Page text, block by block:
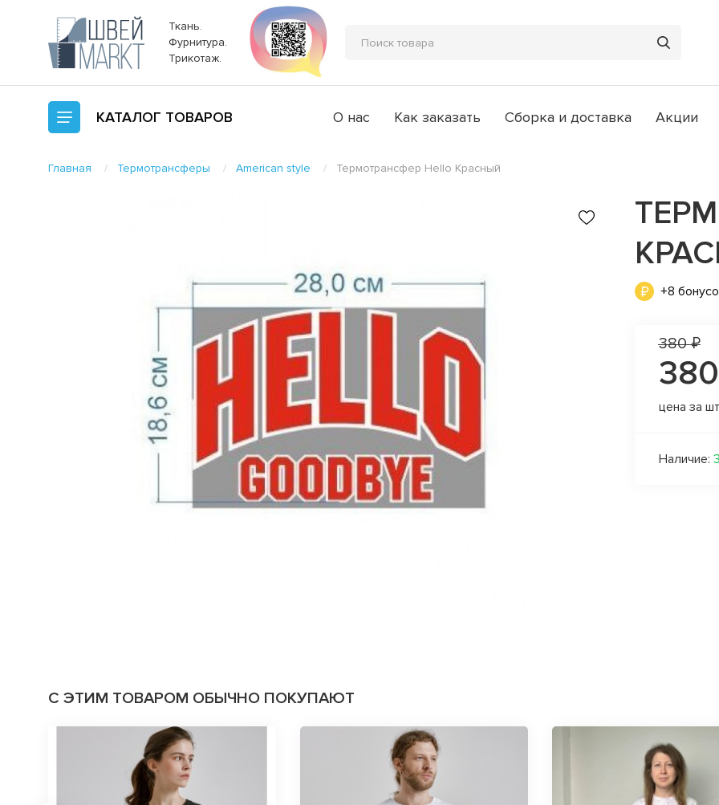
Ткань.
Фурнитура.
Трикотаж.
КАТАЛОГ ТОВАРОВ О нас Как заказать Сборка и доставка Акции
Главная Термотрансферы American style Термотрансфер Hello Красный
+8
380 ₽
цена за
Наличие:
С ЭТИМ ТОВАРОМ ОБЫЧНО ПОКУПАЮТ